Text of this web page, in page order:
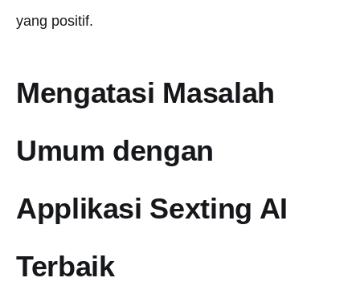
yang positif.
Mengatasi Masalah
Umum dengan
Applikasi Sexting AI
Terbaik